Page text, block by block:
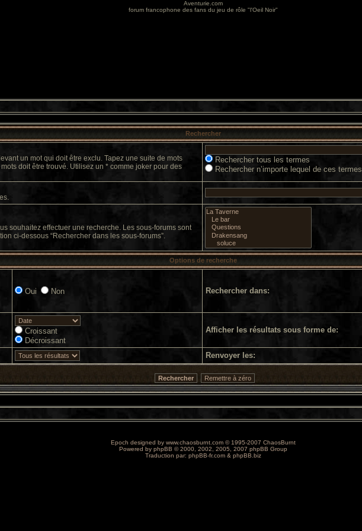
Aventurie.com
forum francophone des fans du jeu de rôle "l'Oeil Noir"
Rechercher
un mot qui doit être exclu. Tapez une suite de mots
doit être trouvé. Utilisez un * comme joker pour des
Rechercher tous les termes
Rechercher n’importe lequel de ces termes
souhaitez effectuer une recherche. Les sous-forums sont
ci-dessous “Rechercher dans les sous-forums”.
Options de recherche
Oui Non Rechercher dans:
Croissant
Décroissant
Afficher les résultats sous forme de:
Renvoyer les:
Epoch designed by www.chaosburnt.com © 1995-2007 ChaosBurnt
Powered by phpBB © 2000, 2002, 2005, 2007 phpBB Group
Traduction par: phpBB-fr.com & phpBB.biz